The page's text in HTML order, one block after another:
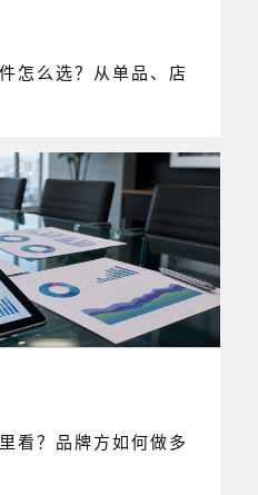
怎么选？从单品、店
看？品牌方如何做多